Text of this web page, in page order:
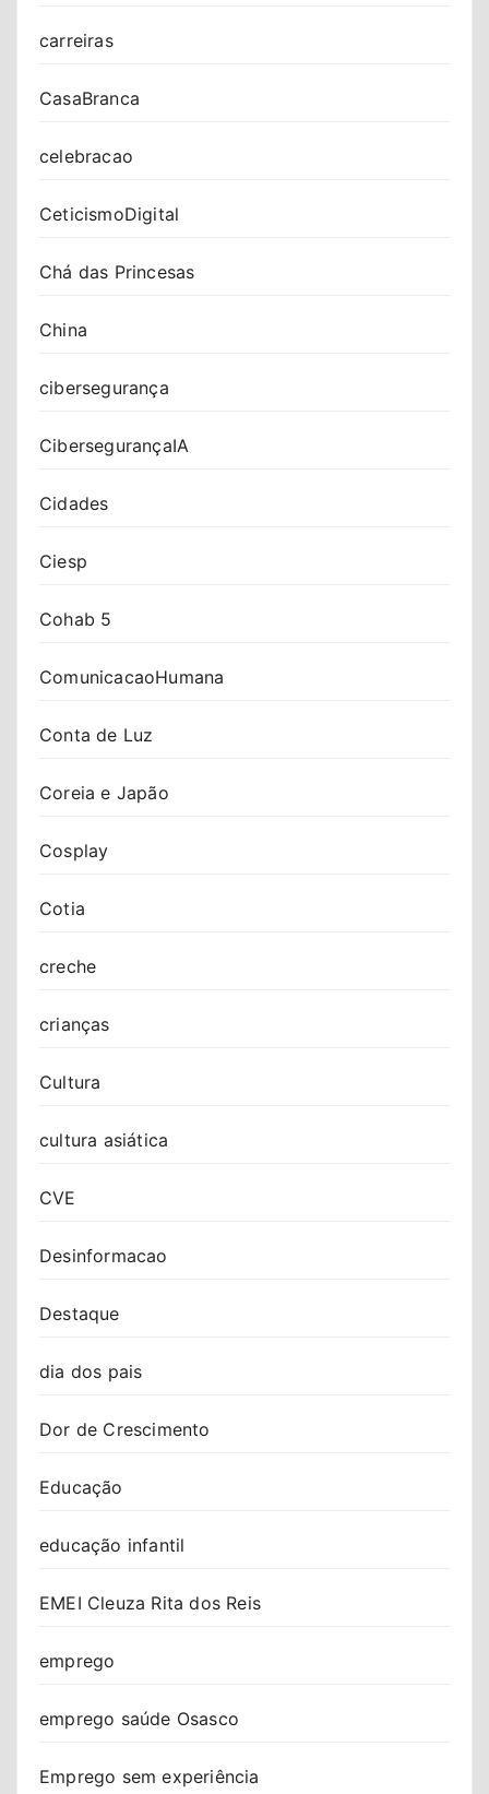
carreiras
CasaBranca
celebracao
CeticismoDigital
Chá das Princesas
China
cibersegurança
CibersegurançaIA
Cidades
Ciesp
Cohab 5
ComunicacaoHumana
Conta de Luz
Coreia e Japão
Cosplay
Cotia
creche
crianças
Cultura
cultura asiática
CVE
Desinformacao
Destaque
dia dos pais
Dor de Crescimento
Educação
educação infantil
EMEI Cleuza Rita dos Reis
emprego
emprego saúde Osasco
Emprego sem experiência